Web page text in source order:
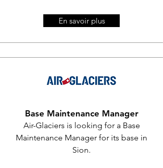
En savoir plus
Base Maintenance Manager
Air-Glaciers is looking for a Base
Maintenance Manager for its base in
Sion.